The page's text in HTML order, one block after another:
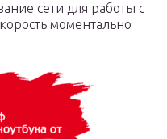
сети для работы с
моментально